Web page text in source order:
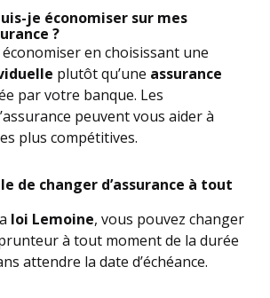
je économiser sur mes
?
économiser en choisissant une
plutôt qu’une assurance
par votre banque. Les
peuvent vous aider à
plus compétitives.
de changer d’assurance à tout
loi Lemoine, vous pouvez changer
à tout moment de la durée
attendre la date d’échéance.